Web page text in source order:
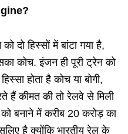
दो हिस्सों में बांटा गया है,
कोच. इंजन ही पूरी ट्रेन को
होता है कोच या बोगी,
हैं कीमत की तो रेलवे से मिली
बनाने में करीब 20 करोड़ का
है क्योंकि भारतीय रेल के